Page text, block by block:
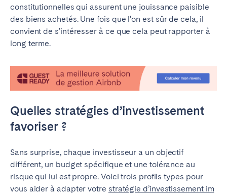
constitutionnelles qui assurent une jouissance paisible
des biens achetés. Une fois que l’on est sûr de cela, il
convient de s’intéresser à ce que cela peut rapporter à
long terme.
Quelles stratégies d’investissement
favoriser ?
Sans surprise, chaque investisseur a un objectif
différent, un budget spécifique et une tolérance au
risque qui lui est propre. Voici trois profils types pour
vous aider à adapter votre stratégie d’investissement im